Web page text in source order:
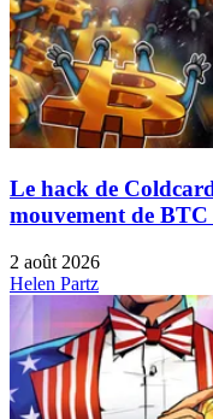
Le hack de
mouvement de
2 août 2026
Helen Partz